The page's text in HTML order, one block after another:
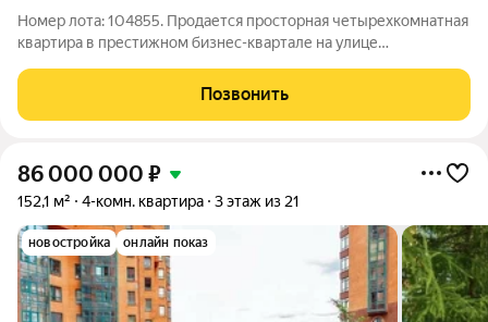
Номер лота: 104855. Продается просторная четырехкомнатная
квартира в престижном бизнес-квартале на улице
комфорт, простор и уютные условия. Здесь есть все
необходимое для комфортной жизни. Квартира
Позвонить
86 000 000 ₽
152,1 м² 4-комн. квартира 3 этаж из 21
новостройка онлайн показ